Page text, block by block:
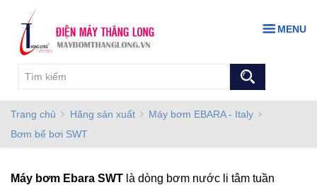
MENU
Trang chủ Hãng sản xuất
Máy bơm EBARA - Italy
Bơm bể bơi SWT
Máy bơm Ebara SWT là dòng bơm nước li tâm tuần